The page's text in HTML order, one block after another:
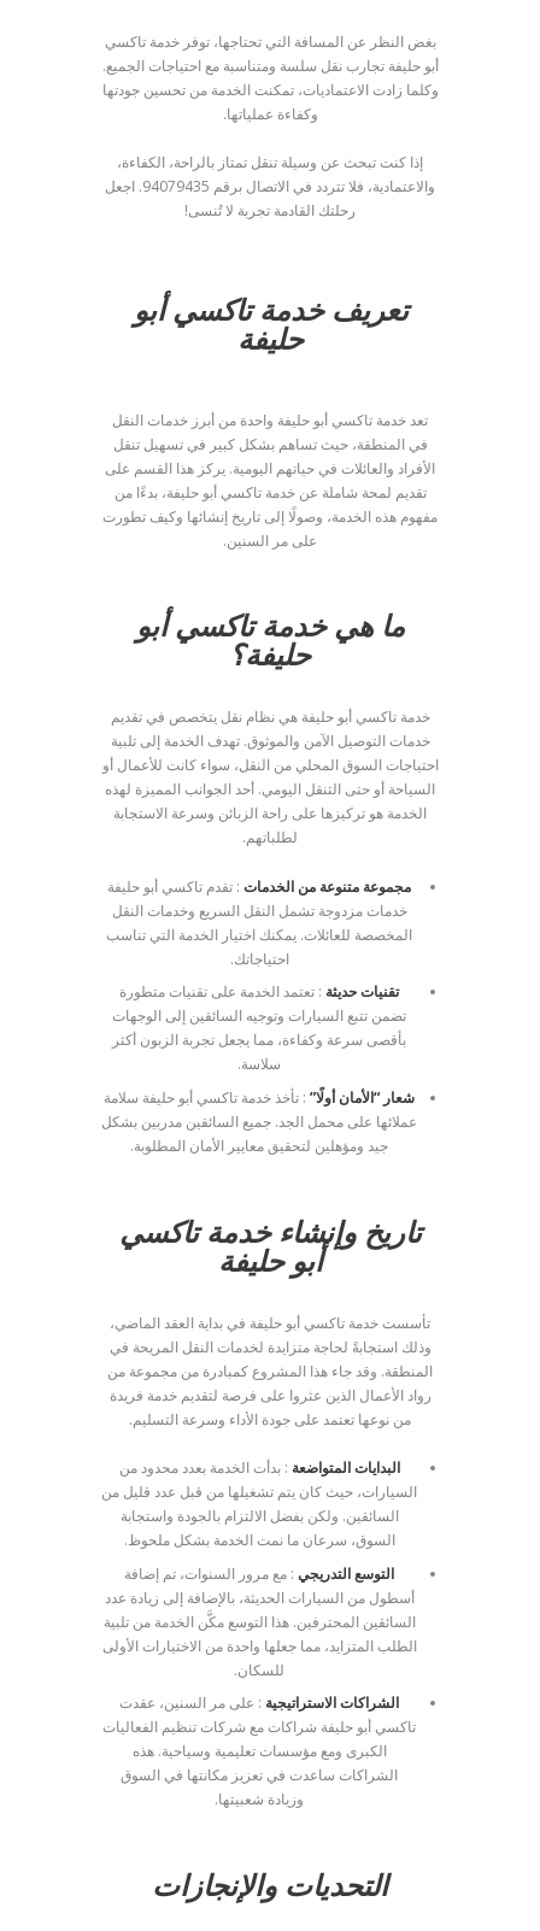
بغض النظر عن المسافة التي تحتاجها، توفر خدمة تاكسي
أبو حليفة تجارب نقل سلسة ومتناسبة مع احتياجات الجميع.
وكلما زادت الاعتماديات، تمكنت الخدمة من تحسين جودتها
وكفاءة عملياتها.
إذا كنت تبحث عن وسيلة تنقل تمتاز بالراحة، الكفاءة،
والاعتمادية، فلا تتردد في الاتصال برقم 94079435. اجعل
رحلتك القادمة تجربة لا تُنسى!
تعريف خدمة تاكسي أبو
حليفة
تعد خدمة تاكسي أبو حليفة واحدة من أبرز خدمات النقل
في المنطقة، حيث تساهم بشكل كبير في تسهيل تنقل
الأفراد والعائلات في حياتهم اليومية. يركز هذا القسم على
تقديم لمحة شاملة عن خدمة تاكسي أبو حليفة، بدءًا من
مفهوم هذه الخدمة، وصولًا إلى تاريخ إنشائها وكيف تطورت
على مر السنين.
ما هي خدمة تاكسي أبو
حليفة؟
خدمة تاكسي أبو حليفة هي نظام نقل يتخصص في تقديم
خدمات التوصيل الآمن والموثوق. تهدف الخدمة إلى تلبية
احتياجات السوق المحلي من النقل، سواء كانت للأعمال أو
السياحة أو حتى التنقل اليومي. أحد الجوانب المميزة لهذه
الخدمة هو تركيزها على راحة الزبائن وسرعة الاستجابة
لطلباتهم.
مجموعة متنوعة من الخدمات : تقدم تاكسي أبو حليفة
خدمات مزدوجة تشمل النقل السريع وخدمات النقل
المخصصة للعائلات. يمكنك اختيار الخدمة التي تناسب
احتياجاتك.
تقنيات حديثة : تعتمد الخدمة على تقنيات متطورة
تضمن تتبع السيارات وتوجيه السائقين إلى الوجهات
بأقصى سرعة وكفاءة، مما يجعل تجربة الزبون أكثر
سلاسة.
شعار “الأمان أولًا” : تأخذ خدمة تاكسي أبو حليفة سلامة
عملائها على محمل الجد. جميع السائقين مدربين بشكل
جيد ومؤهلين لتحقيق معايير الأمان المطلوبة.
تاريخ وإنشاء خدمة تاكسي
أبو حليفة
تأسست خدمة تاكسي أبو حليفة في بداية العقد الماضي،
وذلك استجابةً لحاجة متزايدة لخدمات النقل المريحة في
المنطقة. وقد جاء هذا المشروع كمبادرة من مجموعة من
رواد الأعمال الذين عثروا على فرصة لتقديم خدمة فريدة
من نوعها تعتمد على جودة الأداء وسرعة التسليم.
البدايات المتواضعة : بدأت الخدمة بعدد محدود من
السيارات، حيث كان يتم تشغيلها من قبل عدد قليل من
السائقين. ولكن بفضل الالتزام بالجودة واستجابة
السوق، سرعان ما نمت الخدمة بشكل ملحوظ.
التوسع التدريجي : مع مرور السنوات، تم إضافة
أسطول من السيارات الحديثة، بالإضافة إلى زيادة عدد
السائقين المحترفين. هذا التوسع مكَّن الخدمة من تلبية
الطلب المتزايد، مما جعلها واحدة من الاختيارات الأولى
للسكان.
الشراكات الاستراتيجية : على مر السنين، عقدت
تاكسي أبو حليفة شراكات مع شركات تنظيم الفعاليات
الكبرى ومع مؤسسات تعليمية وسياحية. هذه
الشراكات ساعدت في تعزيز مكانتها في السوق
وزيادة شعبيتها.
التحديات والإنجازات